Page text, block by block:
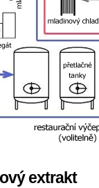
extrakt